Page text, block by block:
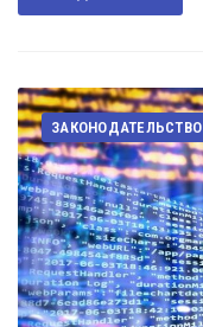
ЗАКОНОДАТЕЛЬСТВО